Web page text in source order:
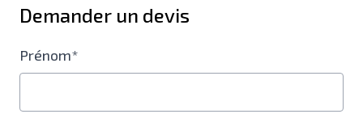
Demander un devis
Prénom*